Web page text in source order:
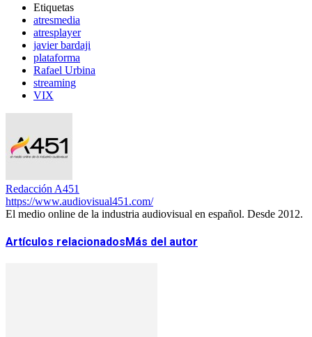
Etiquetas
atresmedia
atresplayer
javier bardaji
plataforma
Rafael Urbina
streaming
VIX
Redacción A451
https://www.audiovisual451.com/
El medio online de la industria audiovisual en español. Desde 2012.
Artículos relacionadosMás del autor